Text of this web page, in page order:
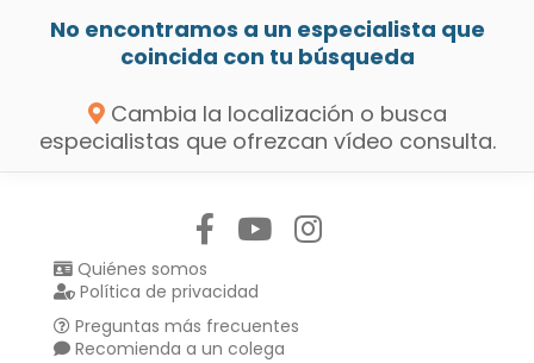
No encontramos a un especialista que
coincida con tu búsqueda
Cambia la localización o busca
especialistas que ofrezcan vídeo consulta.
Quiénes somos
Política de privacidad
Preguntas más frecuentes
Recomienda a un colega